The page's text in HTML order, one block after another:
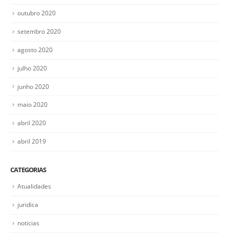
outubro 2020
setembro 2020
agosto 2020
julho 2020
junho 2020
maio 2020
abril 2020
abril 2019
CATEGORIAS
Atualidades
juridica
noticias